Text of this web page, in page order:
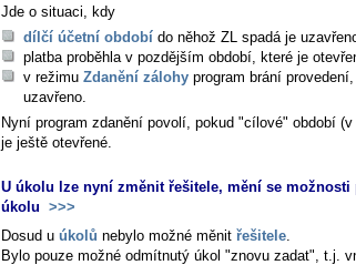
Jde o situaci, kdy
dílčí účetní období do něhož ZL spadá je
platba proběhla v pozdějším období, které je
v režimu Zdanění zálohy program brání
uzavřeno.
Nyní program zdanění povolí, pokud "cílové" období
je ještě otevřené.
U úkolu lze nyní změnit řešitele, mění se
úkolu >>>
Dosud u úkolů nebylo možné měnit řešitele
Bylo pouze možné odmítnutý úkol "znovu zadat", t.j.